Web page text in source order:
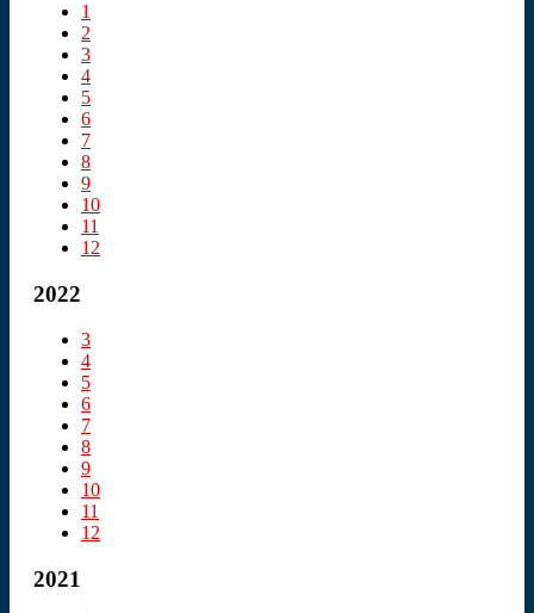
1
2
3
4
5
6
7
8
9
10
11
12
2022
3
4
5
6
7
8
9
10
11
12
2021